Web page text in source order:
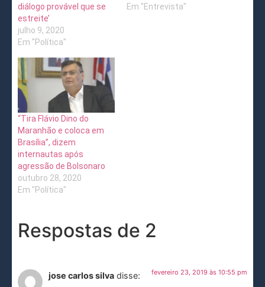
diálogo provável que se
estreite’
julho 9, 2020
Em "Política"
Em "Entrevista"
“Tira Flávio Dino do
Maranhão e coloca em
Brasília”, dizem
internautas após
agressão de Bolsonaro
outubro 28, 2020
Em "Política"
Respostas de 2
jose carlos silva disse: fevereiro 23, 2019 às 10:55 pm